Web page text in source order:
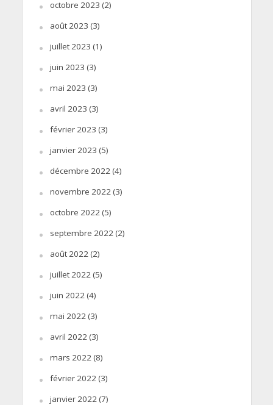
octobre 2023 (2)
août 2023 (3)
juillet 2023 (1)
juin 2023 (3)
mai 2023 (3)
avril 2023 (3)
février 2023 (3)
janvier 2023 (5)
décembre 2022(4)
novembre 2022(3)
octobre 2022(5)
septembre 2022(2)
août 2022(2)
juillet 2022(5)
juin 2022(4)
mai 2022(3)
avril 2022(3)
mars 2022(8)
février 2022(3)
janvier 2022(7)